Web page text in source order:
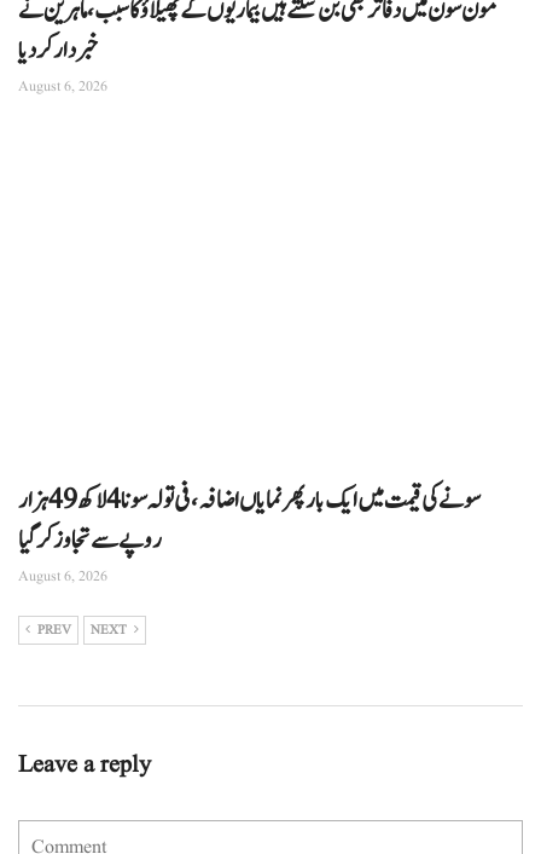
مون سون میں دفاتر بھی بن سکتے ہیں بیماریوں کے پھیلاؤ کا سبب، ماہرین نے
خبردار کر دیا
August 6, 2026
سونے کی قیمت میں ایک بار پھر نمایاں اضافہ، فی تولہ سونا 4 لاکھ 49 ہزار
روپے سے تجاوز کرگیا
August 6, 2026
PREV NEXT
Leave a reply